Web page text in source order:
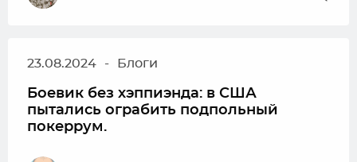
23.08.2024 - Блоги
Боевик без хэппиэнда: в США
пытались ограбить подпольный
покеррум.